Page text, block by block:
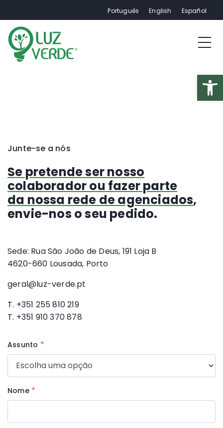
Português English Español
Junte-se a nós
Se pretende ser nosso
colaborador ou fazer parte
da nossa rede de agenciados,
envie-nos o seu pedido.
Sede: Rua São João de Deus, 191 Loja B
4620-660 Lousada, Porto
geral@luz-verde.pt
T. +351 255 810 219
T. +351 910 370 878
Assunto *
Nome *